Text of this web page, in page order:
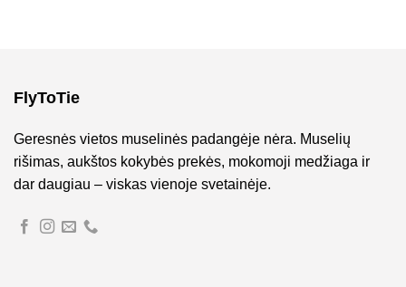
FlyToTie
Geresnės vietos muselinės padangėje nėra. Muselių
rišimas, aukštos kokybės prekės, mokomoji medžiaga ir
dar daugiau – viskas vienoje svetainėje.